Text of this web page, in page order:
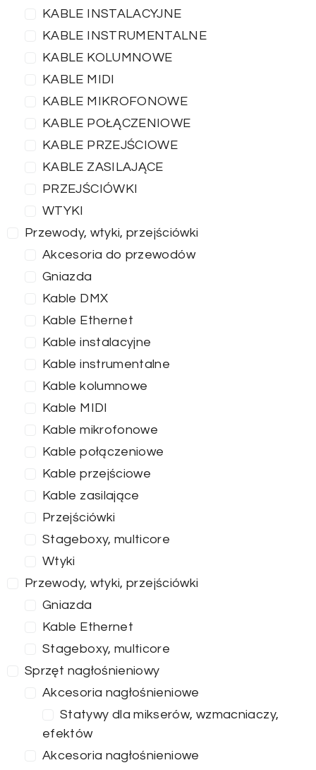
KABLE INSTALACYJNE
KABLE INSTRUMENTALNE
KABLE KOLUMNOWE
KABLE MIDI
KABLE MIKROFONOWE
KABLE POŁĄCZENIOWE
KABLE PRZEJŚCIOWE
KABLE ZASILAJĄCE
PRZEJŚCIÓWKI
WTYKI
Przewody, wtyki, przejściówki
Akcesoria do przewodów
Gniazda
Kable DMX
Kable Ethernet
Kable instalacyjne
Kable instrumentalne
Kable kolumnowe
Kable MIDI
Kable mikrofonowe
Kable połączeniowe
Kable przejściowe
Kable zasilające
Przejściówki
Stageboxy, multicore
Wtyki
Przewody, wtyki, przejściówki
Gniazda
Kable Ethernet
Stageboxy, multicore
Sprzęt nagłośnieniowy
Akcesoria nagłośnieniowe
Statywy dla mikserów, wzmacniaczy,
efektów
Akcesoria nagłośnieniowe